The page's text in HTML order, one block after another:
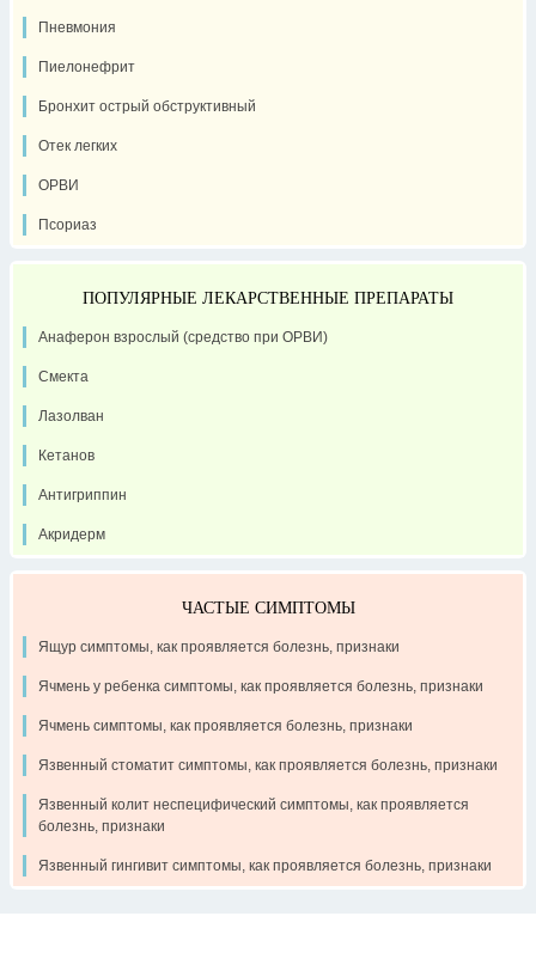
Пневмония
Пиелонефрит
Бронхит острый обструктивный
Отек легких
ОРВИ
Псориаз
ПОПУЛЯРНЫЕ ЛЕКАРСТВЕННЫЕ ПРЕПАРАТЫ
Анаферон взрослый (средство при ОРВИ)
Смекта
Лазолван
Кетанов
Антигриппин
Акридерм
ЧАСТЫЕ СИМПТОМЫ
Ящур симптомы, как проявляется болезнь, признаки
Ячмень у ребенка симптомы, как проявляется болезнь, признаки
Ячмень симптомы, как проявляется болезнь, признаки
Язвенный стоматит симптомы, как проявляется болезнь, признаки
Язвенный колит неспецифический симптомы, как проявляется
болезнь, признаки
Язвенный гингивит симптомы, как проявляется болезнь, признаки